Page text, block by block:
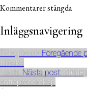
Kommentarer stängda
Inläggsnavigering
Föregående Föregående
tillbaka
Nästa Nästa post:
entreprenörskap